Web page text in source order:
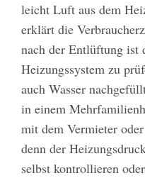
leicht Luft aus dem
erklärt die
nach der Entlüftung ist
Heizungssystem zu
auch Wasser
in einem
mit dem Vermieter
denn der
selbst kontrollieren